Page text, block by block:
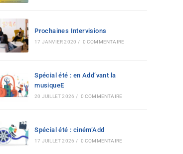
Prochaines Intervisions
17 JANVIER 2020 / 0 COMMENTAIRE
Spécial été : en Add’vant la
musiqueE
20 JUILLET 2026 / 0 COMMENTAIRE
Spécial été : ciném’Add
17 JUILLET 2026 / 0 COMMENTAIRE